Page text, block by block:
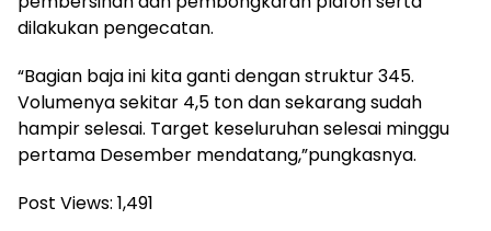
dilakukan pengecatan.
“Bagian baja ini kita ganti dengan struktur 345.
Volumenya sekitar 4,5 ton dan sekarang sudah
hampir selesai. Target keseluruhan selesai minggu
pertama Desember mendatang,”pungkasnya.
Post Views: 1,491